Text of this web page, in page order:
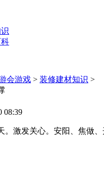
会游戏 > 装修建材知识 >
08:39
激发关心。安阳、焦做、